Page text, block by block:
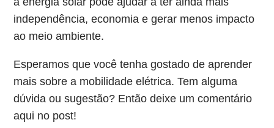
independência, economia e gerar menos impacto
ao meio ambiente.
Esperamos que você tenha gostado de aprender
mais sobre a mobilidade elétrica. Tem alguma
dúvida ou sugestão? Então deixe um comentário
aqui no post!